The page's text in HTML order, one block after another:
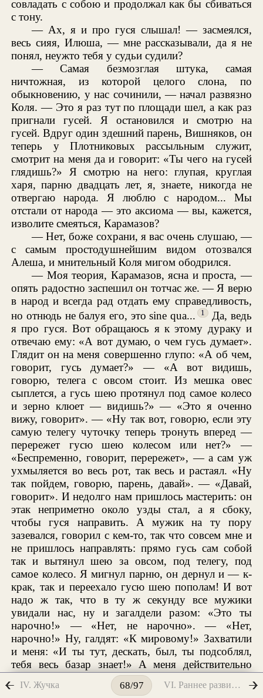
совладать с собою и продолжал как бы сбиваться
с тону.
— Ах, я и про гуся слышал! — засмеялся,
весь сияя, Илюша, — мне рассказывали, да я не
понял, неужто тебя у судьи судили?
— Самая безмозглая штука, самая
ничтожная, из которой целого слона, по
обыкновению, у нас сочинили, — начал развязно
Коля. — Это я раз тут по площади шел, а как раз
пригнали гусей. Я остановился и смотрю на
гусей. Вдруг один здешний парень, Вишняков, он
теперь у Плотниковых рассыльным служит,
смотрит на меня да и говорит: «Ты чего на гусей
глядишь?» Я смотрю на него: глупая, круглая
харя, парню двадцать лет, я, знаете, никогда не
отвергаю народа. Я люблю с народом... Мы
отстали от народа — это аксиома — вы, кажется,
изволите смеяться, Карамазов?
— Нет, боже сохрани, я вас очень слушаю, —
с самым простодушнейшим видом отозвался
Алеша, и мнительный Коля мигом ободрился.
— Моя теория, Карамазов, ясна и проста, —
опять радостно заспешил он тотчас же. — Я верю
в народ и всегда рад отдать ему справедливость,
но отнюдь не балуя его, это sine qua...
1
Да, ведь
я про гуся. Вот обращаюсь я к этому дураку и
отвечаю ему: «А вот думаю, о чем гусь думает».
Глядит он на меня совершенно глупо: «А об чем,
говорит, гусь думает?» — «А вот видишь,
говорю, телега с овсом стоит. Из мешка овес
сыплется, а гусь шею протянул под самое колесо
и зерно клюет — видишь?» — «Это я оченно
вижу, говорит». — «Ну так вот, говорю, если эту
самую телегу чуточку теперь тронуть вперед —
перережет гусю шею колесом или нет?» —
«Беспременно, говорит, перережет», — а сам уж
ухмыляется во весь рот, так весь и растаял. «Ну
так пойдем, говорю, парень, давай». — «Давай,
говорит». И недолго нам пришлось мастерить: он
этак неприметно около узды стал, а я сбоку,
чтобы гуся направить. А мужик на ту пору
зазевался, говорил с кем-то, так что совсем мне и
не пришлось направлять: прямо гусь сам собой
так и вытянул шею за овсом, под телегу, под
самое колесо. Я мигнул парню, он дернул и — к-
крак, так и переехало гусю шею пополам! И вот
надо ж так, что в ту ж секунду все мужики
увидали нас, ну и загалдели разом: «Это ты
нарочно!» — «Нет, не нарочно». — «Нет,
нарочно!» Ну, галдят: «К мировому!» Захватили
и меня: «И ты тут, дескать, был, ты подсоблял,
тебя весь базар знает!» А меня действительно
почему-то весь базар знает, — прибавил
самолюбиво Коля. — Потянулись мы все к
IV. Жучка 68/97 VI. Раннее развитие